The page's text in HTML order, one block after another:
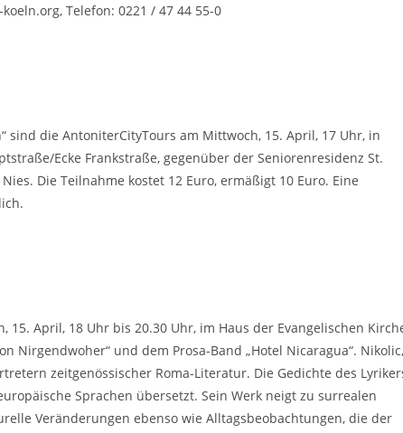
Telefon: 0221 / 47 44 55-0
sind die AntoniterCityTours am Mittwoch, 15. April, 17 Uhr, in
Ecke Frankstraße, gegenüber der Seniorenresidenz St.
Die Teilnahme kostet 12 Euro, ermäßigt 10 Euro. Eine
15. April, 18 Uhr bis 20.30 Uhr, im Haus der Evangelischen
Nirgendwoher“ und dem Prosa-Band „Hotel Nicaragua“.
zeitgenössischer Roma-Literatur. Die Gedichte des
Sprachen übersetzt. Sein Werk neigt zu surrealen
Veränderungen ebenso wie Alltagsbeobachtungen, die der